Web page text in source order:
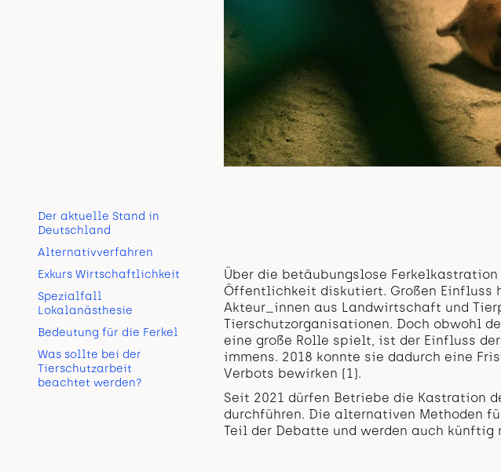
Der aktuelle Stand in
Deutschland
Alternativverfahren
Exkurs Wirtschaftlichkeit
Spezialfall
Lokalanästhesie
Bedeutung für die Ferkel
Was sollte bei der
Tierschutzarbeit
beachtet werden?
Über die betäubungslose
Öffentlichkeit diskutiert. Großen Einfluss
Akteur_innen aus Landwirtschaft und
Tierschutzorganisationen. Doch obwohl
eine große Rolle spielt, ist der Einfluss
immens. 2018 konnte sie dadurch eine
Verbots bewirken (1).
Seit 2021 dürfen Betriebe die Kastration
durchführen. Die alternativen Methoden
Teil der Debatte und werden auch